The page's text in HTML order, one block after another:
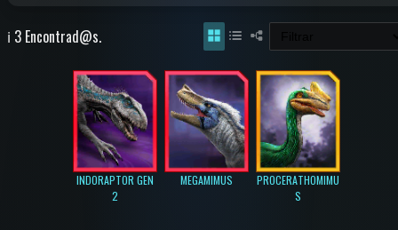
ℹ️ 3 Encontrad@s.
INDORAPTOR GEN
2
MEGAMIMUS
PROCERATHOMIMU
S